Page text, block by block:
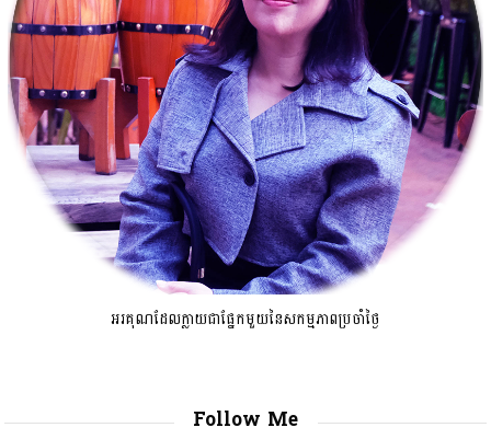
អរគុណដែលក្លាយជាផ្នែកមួយនៃសកម្មភាពប្រចាំថ្ងៃ
Follow Me